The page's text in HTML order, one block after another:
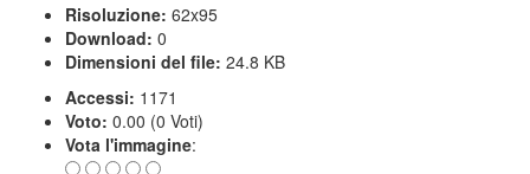
Risoluzione: 62x95
Download: 0
Dimensioni del file: 24.8 KB
Accessi: 1171
Voto: 0.00 (0 Voti)
Vota l'immagine: